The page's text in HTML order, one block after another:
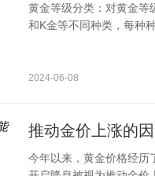
黄金等级分类：对黄金等
和K金等不同种类，每种
2024-06-08
推动金价上涨的
今年以来，黄金价格经历